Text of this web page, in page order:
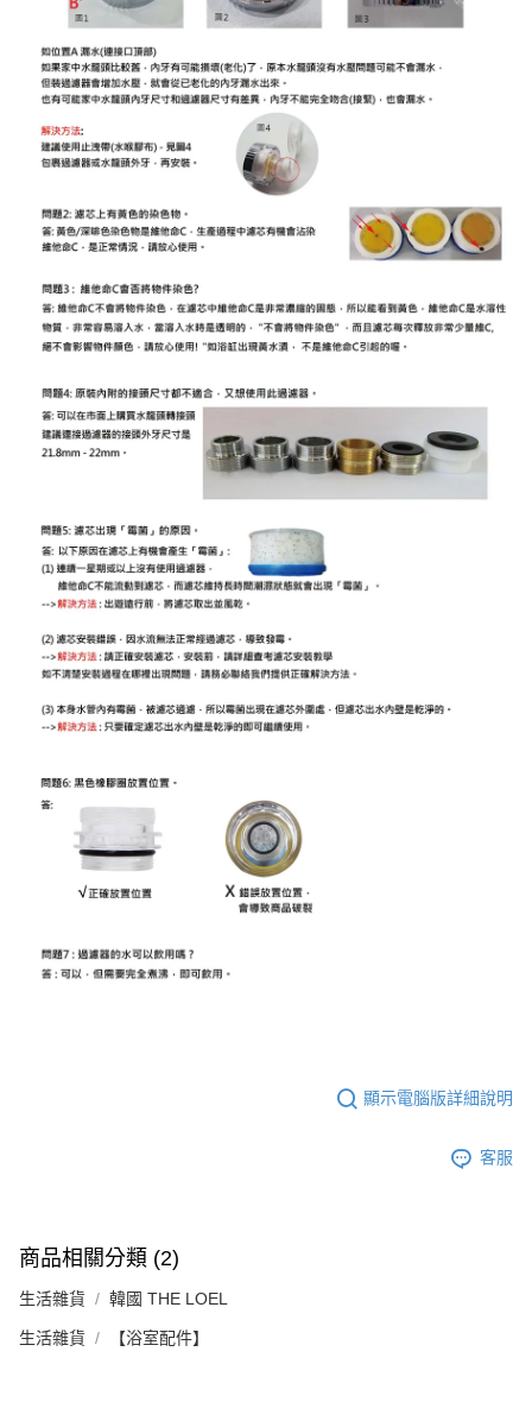
顯示電腦版詳細說明
客服
商品相關分類 (2)
生活雜貨 韓國 THE LOEL
生活雜貨 【浴室配件】